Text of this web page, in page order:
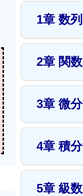
1章 数
2章 関
3章 微
4章 積
5章 級